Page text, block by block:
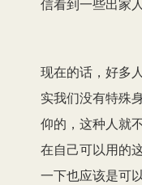
现在的话，好多
实我们没有特殊
仰的，这种人就
在自己可以用的
一下也应该是可